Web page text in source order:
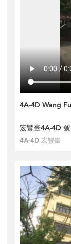
4A-4D Wang
宏豐臺4A-4D 號
4A-4D 宏豐臺